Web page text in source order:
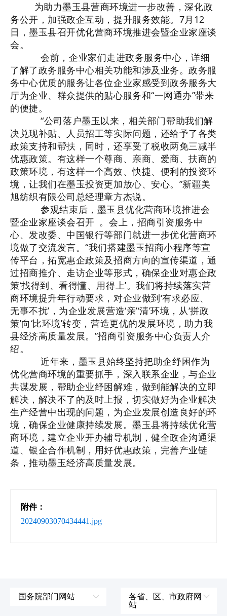
为助力墨玉县营商环境进一步改善，深化政
务公开，加强政企互动，提升服务效能。7月12
日，墨玉县召开优化营商环境推进会暨企业家座谈
会。
会前，企业家们走进政务服务中心，详细
了解了政务服务中心相关功能和涉及业务。政务服
务中心优质的服务让各位企业家感受到政务服务大
厅为企业、群众提供的贴心服务和“一网通办”带来
的便捷。
“公司落户墨玉以来，相关部门帮助我们解
决兑现补贴、人员招工等实际问题，还给予了各类
政策支持和帮扶，同时，还享受了税收两免三减半
优惠政策。有这样一个尊商、亲商、爱商、扶商的
政策环境，有这样一个高效、快捷、便利的投资环
境，让我们在墨玉投资更加放心、安心。”新疆美
旭纺织有限公司总经理章方杰说。
参观结束后，墨玉县优化营商环境推进会
暨企业家座谈会召开 。会上，招商引资服务中
心、发改委、中国银行等部门就进一步优化营商环
境做了交流发言。“我们搭建墨玉招商小程序等宣
传平台，拓宽惠企政策及招商方向的宣传渠道，通
过招商推介、走访企业等形式，确保企业对惠企政
策‘找得到、看得懂、用得上’。我们将持续落实营
商环境提升年行动要求，对企业做到‘有求必应、
无事不扰’，为企业发展营造‘亲’‘清’环境，从‘拼政
策’向‘比环境’转变，营造更优的发展环境，助力我
县经济高质量发展。”招商引资服务中心负责人介
绍。
近年来，墨玉县始终坚持把助企纾困作为
优化营商环境的重要抓手，深入联系企业，与企业
共谋发展，帮助企业纾困解难，做到能解决的立即
解决，解决不了的及时上报，切实做好为企业解决
生产经营中出现的问题，为企业发展创造良好的环
境，确保企业健康持续发展。墨玉县将持续优化营
商环境，建立企业开办辅导机制，健全政企沟通渠
道、银企合作机制，用好优惠政策，完善产业链
条，推动墨玉经济高质量发展。
附件：
20240903070434441.jpg
国务院部门网站
各省、区、市政府网
站